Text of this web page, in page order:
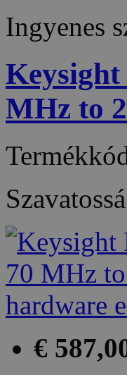
Ingyenes
MHz to
€